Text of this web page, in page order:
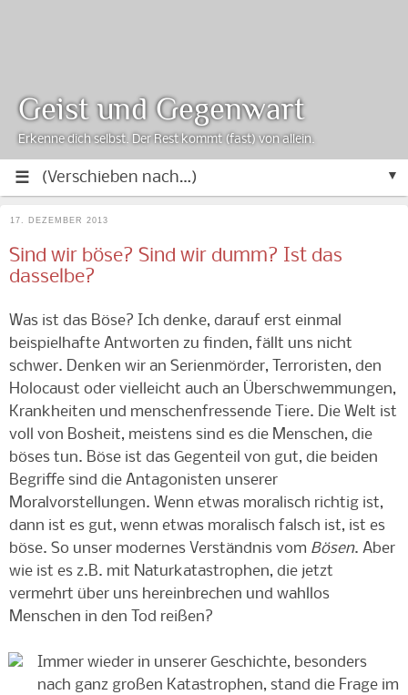
▼
Geist und Gegenwart
Erkenne dich selbst. Der Rest kommt (fast) von allein.
17. DEZEMBER 2013
Sind wir böse? Sind wir dumm? Ist das
dasselbe?
Was ist das Böse? Ich denke, darauf erst einmal
beispielhafte Antworten zu finden, fällt uns nicht
schwer. Denken wir an Serienmörder, Terroristen, den
Holocaust oder vielleicht auch an Überschwemmungen,
Krankheiten und menschenfressende Tiere. Die Welt ist
voll von Bosheit, meistens sind es die Menschen, die
böses tun. Böse ist das Gegenteil von gut, die beiden
Begriffe sind die Antagonisten unserer
Moralvorstellungen. Wenn etwas moralisch richtig ist,
dann ist es gut, wenn etwas moralisch falsch ist, ist es
böse. So unser modernes Verständnis vom Bösen. Aber
wie ist es z.B. mit Naturkatastrophen, die jetzt
vermehrt über uns hereinbrechen und wahllos
Menschen in den Tod reißen?
Immer wieder in unserer Geschichte, besonders
nach ganz großen Katastrophen, stand die Frage im